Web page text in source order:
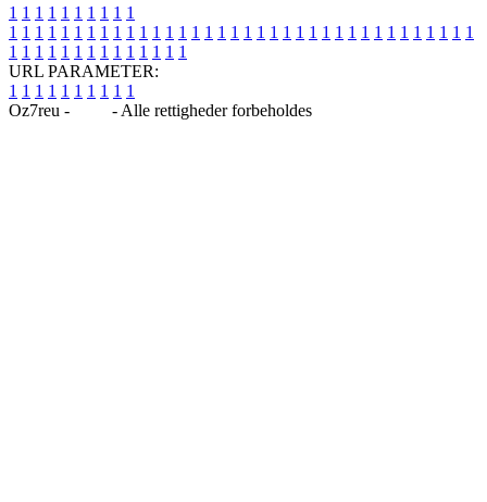
1 1 1 1 1 1 1 1 1 1
1 1 1 1 1 1 1 1 1 1 1 1 1 1 1 1 1 1 1 1 1 1 1 1 1 1 1 1 1 1 1 1 1 1 1 1
1 1 1 1 1 1 1 1 1 1 1 1 1 1
URL PARAMETER:
1 1 1 1 1 1 1 1 1 1
Oz7reu -
- Alle rettigheder forbeholdes